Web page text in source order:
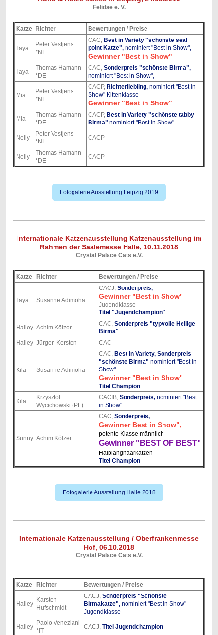
Felidae e. V.
Katze Richter Bewertungen / Preise
Ilaya
Peter Vestjens
*NL
CAC, Best in Variety "schönste seal
point Katze",nominiert "Best in Show",
Gewinner "Best in Show"
Ilaya
Thomas Hamann
*DE
CAC, Sonderpreis "schönste Birma",
nominiert "Best in Show",
Mia
Peter Vestjens
*NL
CACP, Richterliebling,nominiert "Best in
Show" Kittenklasse
Gewinner "Best in Show"
Mia
Thomas Hamann
*DE
CACP, Best in Variety "schönste tabby
Birma" nominiert "Best in Show"
Nelly
Peter Vestjens
*NL
CACP
Nelly
Thomas Hamann
*DE
CACP
Fotogalerie Ausstellung Leipzig 2019
Internationale Katzenausstellung Katzenausstellung im
Rahmen der Saalemesse Halle, 10.11.2018
Crystal Palace Cats e.V.
Katze Richter Bewertungen / Preise
Ilaya Susanne Adimoha
CACJ, Sonderpreis,
Gewinner "Best in Show"
Jugendklasse
Titel "Jugendchampion"
Hailey Achim Kölzer
CAC, Sonderpreis "typvolle Heilige
Birma"
Hailey Jürgen Kersten CAC
Kila Susanne Adimoha
CAC, Best in Variety, Sonderpreis
"schönste Birma" nominiert "Best in
Show"
Gewinner "Best in Show"
Titel Champion
Kila
Krzysztof
Wycichowski (PL)
CACIB, Sonderpreis,nominiert "Best
in Show"
Sunny Achim Kölzer
CAC, Sonderpreis,
Gewinner Best in Show",
potente Klasse männlich
Gewinner "BEST OF BEST"
Halblanghaarkatzen
Titel Champion
Fotogalerie Ausstellung Halle 2018
Internationale Katzenausstellung / Oberfrankenmesse
Hof, 06.10.2018
Crystal Palace Cats e.V.
Katze Richter Bewertungen / Preise
Hailey
Karsten
Hufschmidt
CACJ, Sonderpreis "Schönste
Birmakatze",nominiert "Best in Show"
Jugendklasse
Hailey
Paolo Veneziani
*IT
CACJ, Titel Jugendchampion